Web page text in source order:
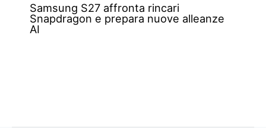
Samsung S27 affronta rincari
Snapdragon e prepara nuove alleanze
AI